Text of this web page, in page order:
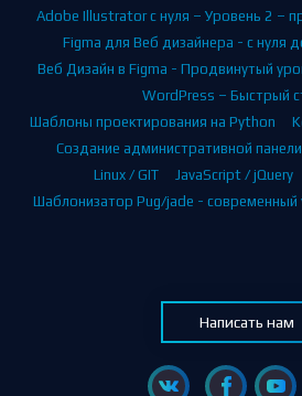
Adobe Illustrator с нуля – Уровень 2 –
Figma для Веб дизайнера - с нуля
Веб Дизайн в Figma - Продвинутый
WordPress – Быстрый
Шаблоны проектирования на Python
Создание административной панели
Linux / GIT
JavaScript / jQuery
Шаблонизатор Pug/jade - современный
Написать нам